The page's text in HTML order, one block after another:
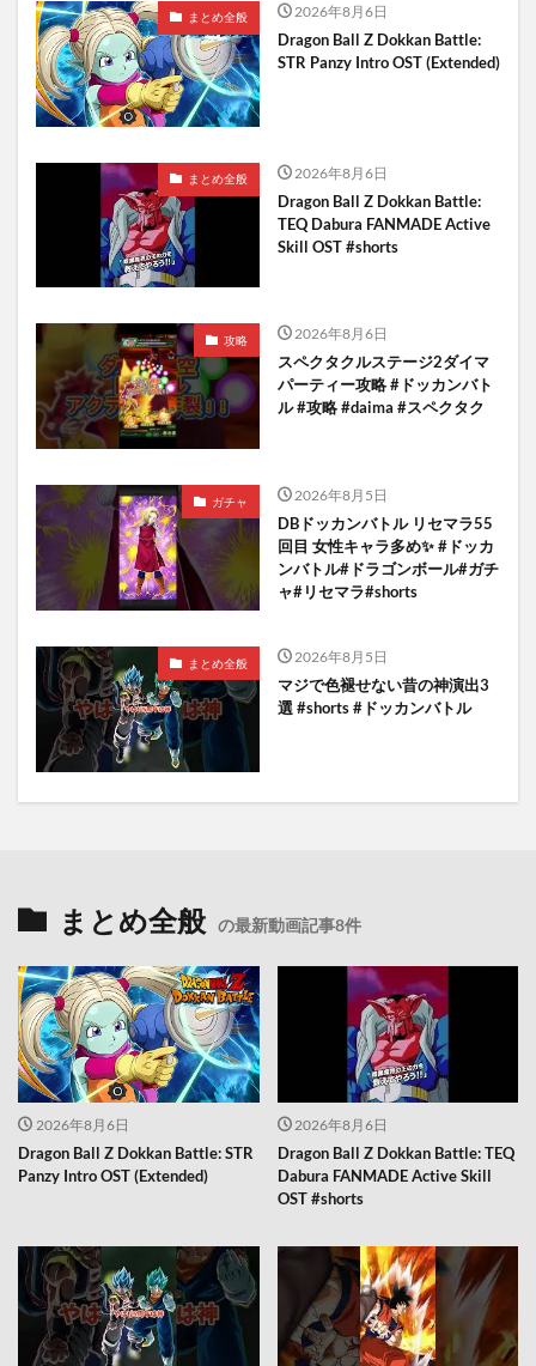
まとめ全般 2026年8月6日
Dragon Ball Z Dokkan Battle:
STR Panzy Intro OST (Extended)
まとめ全般 2026年8月6日
Dragon Ball Z Dokkan Battle:
TEQ Dabura FANMADE Active
Skill OST #shorts
攻略 2026年8月6日
スペクタクルステージ2ダイマ
パーティー攻略 #ドッカンバト
ル #攻略 #daima #スペクタク
ガチャ 2026年8月5日
DBドッカンバトル リセマラ55
回目 女性キャラ多め✨️ #ドッカ
ンバトル#ドラゴンボール#ガチ
ャ#リセマラ#shorts
まとめ全般 2026年8月5日
マジで色褪せない昔の神演出3
選 #shorts #ドッカンバトル
まとめ全般 の最新動画記事8件
2026年8月6日
Dragon Ball Z Dokkan Battle: STR
Panzy Intro OST (Extended)
2026年8月6日
Dragon Ball Z Dokkan Battle: TEQ
Dabura FANMADE Active Skill
OST #shorts